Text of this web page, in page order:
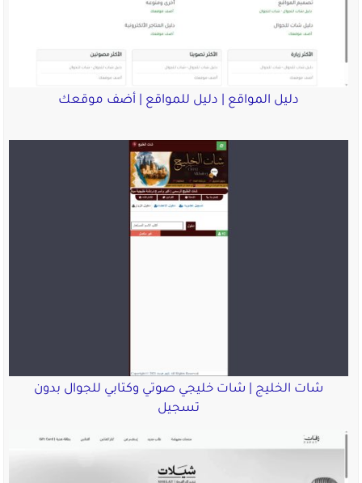
دليل المواقع | دليل للمواقع | أضف موقعك
شات الخليج | شات خليجي صوتي وكتابي للجوال بدون
تسجيل